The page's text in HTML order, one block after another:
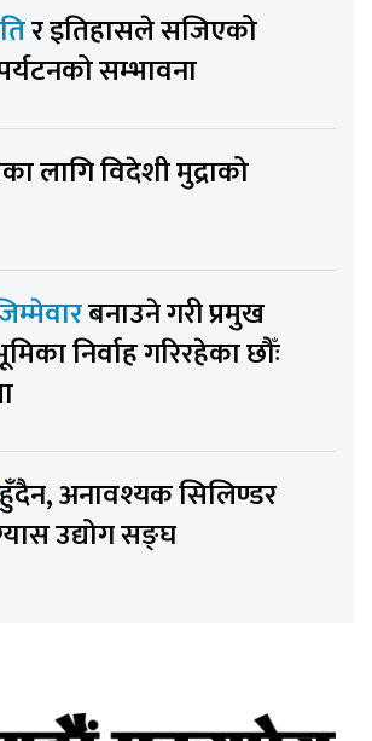
र इतिहासले सजिएको
सम्भावना
लागि विदेशी मुद्राको
बनाउने गरी प्रमुख
निर्वाह गरिरहेका छौँः
हुँदैन, अनावश्यक सिलिण्डर
उद्योग सङ्घ